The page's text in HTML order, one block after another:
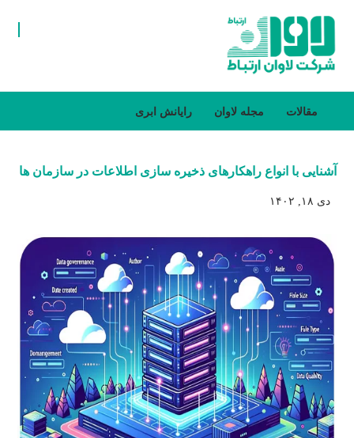
مقالات مجله لاوان رایانش ابری
آشنایی با انواع راهکارهای ذخیره سازی اطلاعات در سازمان ها
دی ۱۸, ۱۴۰۲